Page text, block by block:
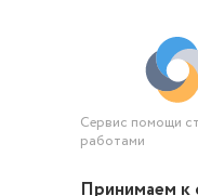
Сервис помощи
работами
Принимаем к